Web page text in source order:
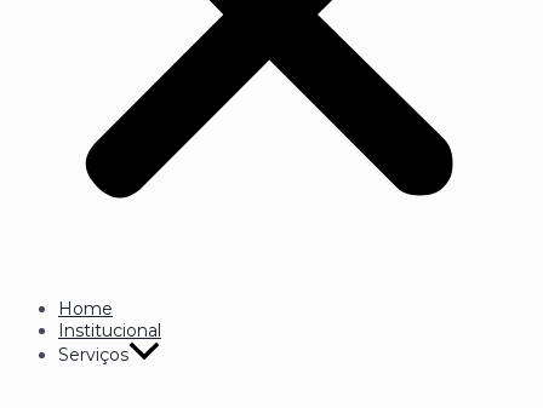
Home
Institucional
Serviços